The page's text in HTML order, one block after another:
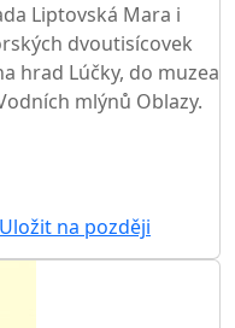
Liptovská Mara i
dvoutisícovek
hrad Lúčky, do muzea
mlýnů Oblazy.
Uložit na později